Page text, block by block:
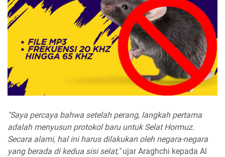
"Saya percaya bahwa setelah perang, langkah pertama
adalah menyusun protokol baru untuk Selat Hormuz.
Secara alami, hal ini harus dilakukan oleh negara-negara
yang berada di kedua sisi selat,"ujar Araghchi kepada Al